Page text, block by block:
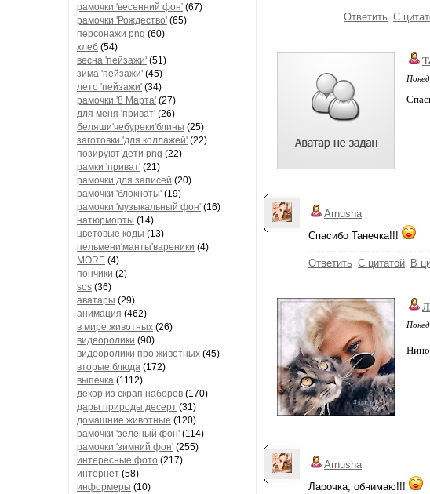
рамочки 'весенний фон' (67)
рамочки 'Рождество' (65)
персонажи png (60)
хлеб (54)
весна 'пейзажи' (51)
зима 'пейзажи' (45)
лето 'пейзажи' (34)
рамочки '8 Марта' (27)
для меня 'приват' (26)
беляши'чебуреки'блины (25)
заготовки 'для коллажей' (22)
позируют дети png (22)
рамки 'приват' (21)
рамочки для записей (20)
рамочки 'блокноты' (19)
рамочки 'музыкальный фон' (16)
натюрморты (14)
цветовые коды (13)
пельмени'манты'вареники (4)
MORE (4)
пончики (2)
sos (36)
аватары (29)
анимация (462)
в мире животных (26)
видеоролики (90)
видеоролики про животных (45)
вторые блюда (172)
выпечка (1112)
декор из скрап.наборов (170)
дары природы десерт (31)
домашние животные (120)
рамочки 'зеленый фон' (114)
рамочки 'зимний фон' (255)
интересные фото (217)
интернет (58)
информеры (10)
Ответить С
Arnusha
Спасибо Танечка!!!
Ответить С цитатой В
Arnusha
Ларочка, обнимаю!!!